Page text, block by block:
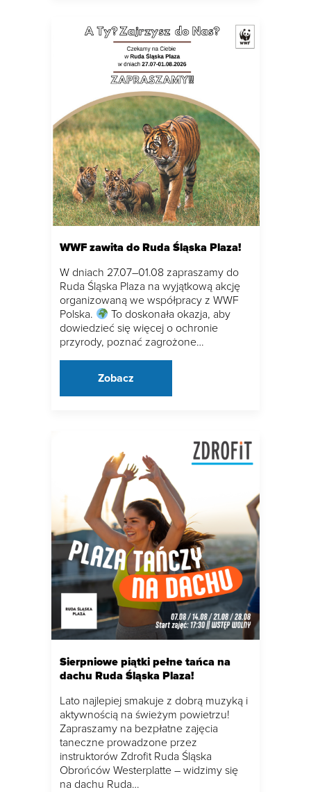
WWF zawita do Ruda Śląska Plaza!
W dniach 27.07–01.08 zapraszamy do
Ruda Śląska Plaza na wyjątkową akcję
organizowaną we współpracy z WWF
Polska.
To doskonała okazja, aby
dowiedzieć się więcej o ochronie
przyrody, poznać zagrożone…
Zobacz
Sierpniowe piątki pełne tańca na
dachu Ruda Śląska Plaza!
Lato najlepiej smakuje z dobrą muzyką i
aktywnością na świeżym powietrzu!
Zapraszamy na bezpłatne zajęcia
taneczne prowadzone przez
instruktorów Zdrofit Ruda Śląska
Obrońców Westerplatte – widzimy się
na dachu Ruda…